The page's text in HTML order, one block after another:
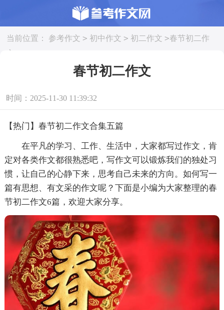
当前位置： 参考作文 > 初中作文 > 初二作文 >春节初二作
文
春节初二作文
时间：2025-11-30 11:39:32
【热门】春节初二作文合集五篇
在平凡的学习、工作、生活中，大家都写过作文，肯
定对各类作文都很熟悉吧，写作文可以锻炼我们的独处习
惯，让自己的心静下来，思考自己未来的方向。如何写一
篇有思想、有文采的作文呢？下面是小编为大家整理的春
节初二作文6篇，欢迎大家分享。